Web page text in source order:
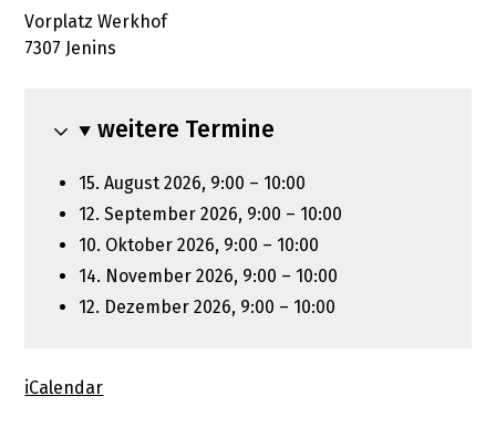
Vorplatz Werkhof
7307 Jenins
weitere Termine
15. August 2026, 9:00 – 10:00
12. September 2026, 9:00 – 10:00
10. Oktober 2026, 9:00 – 10:00
14. November 2026, 9:00 – 10:00
12. Dezember 2026, 9:00 – 10:00
iCalendar